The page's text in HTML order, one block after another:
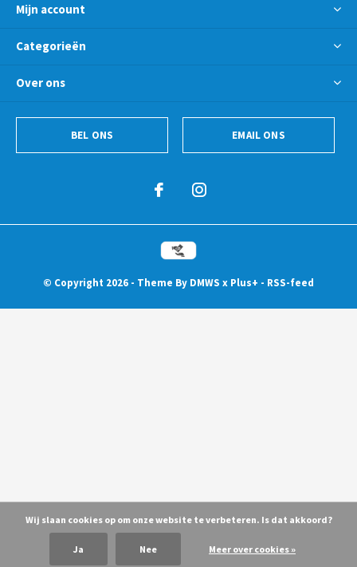
Mijn account
Categorieën
Over ons
BEL ONS EMAIL ONS
© Copyright 2026 - Theme By DMWS x Plus+ - RSS-feed
Wij slaan cookies op om onze website te verbeteren. Is dat akkoord?
Ja Nee Meer over cookies »